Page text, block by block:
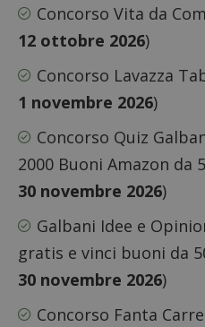
Concorso Vita da
12 ottobre 2026)
Concorso Lavazza
1 novembre 2026)
Concorso Quiz
2000 Buoni Amazon da
30 novembre 2026)
Galbani Idee e
gratis e vinci buoni da
30 novembre 2026)
Concorso Fanta